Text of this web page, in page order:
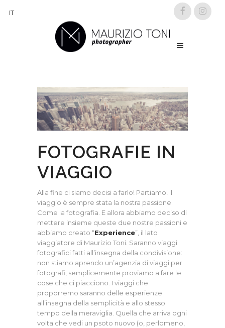
IT
FOTOGRAFIE IN
VIAGGIO
Alla fine ci siamo decisi a farlo! Partiamo! Il
viaggio è sempre stata la nostra passione.
Come la fotografia. E allora abbiamo deciso di
mettere insieme queste due nostre passioni e
abbiamo creato “Experience”, il lato
viaggiatore di Maurizio Toni. Saranno viaggi
fotografici fatti all’insegna della condivisione:
non stiamo aprendo un’agenzia di viaggi per
fotografi, semplicemente proviamo a fare le
cose che ci piacciono. I viaggi che
proporremo saranno delle esperienze
all’insegna della semplicità e allo stesso
tempo della meraviglia. Quella che arriva ogni
volta che vedi un psoto nuovo (o, perlomeno,